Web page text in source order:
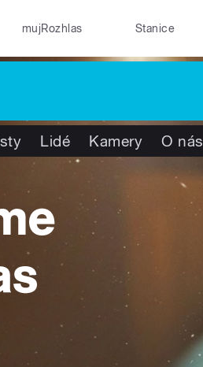
mujRozhlas Stanice
Lidé Kamery O nás